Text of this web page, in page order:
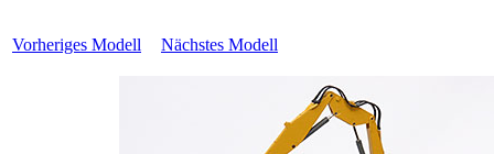
Vorheriges Modell Nächstes Modell